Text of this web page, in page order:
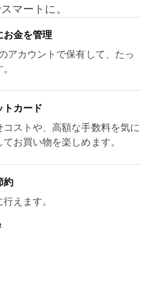
マートに。
お金を管理
アカウントで保有して、たっ
トカード
ストや、高額な手数料を気に
お買い物を楽しめます。
約
えます。